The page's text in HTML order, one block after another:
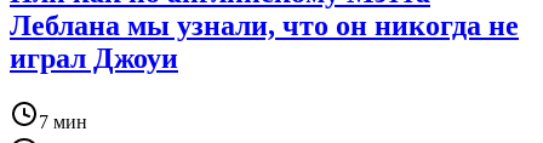
Леблана мы узнали, что он никогда не
играл Джоуи
7 мин